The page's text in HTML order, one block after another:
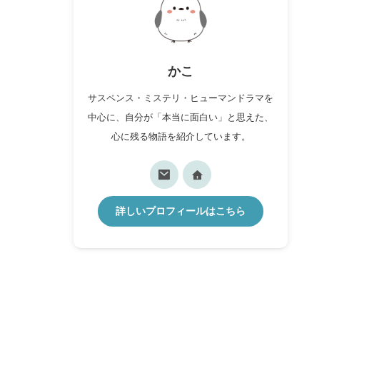
かこ
サスペンス・ミステリ・ヒューマンドラマを
中心に、自分が「本当に面白い」と思えた、
心に残る物語を紹介しています。
詳しいプロフィールはこちら